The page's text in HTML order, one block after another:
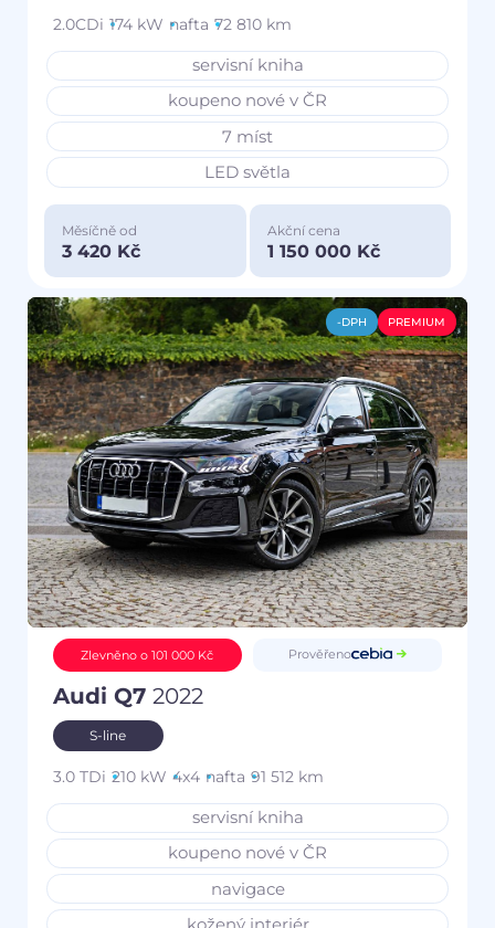
2.0CDi 174 kW nafta 72 810 km
servisní kniha
koupeno nové v ČR
7 míst
LED světla
Měsíčně od
3 420 Kč
Akční cena
1 150 000 Kč
-DPH PREMIUM
Zlevněno o 101 000 Kč Prověřeno
Audi Q7 2022
S-line
3.0 TDi 210 kW 4x4 nafta 91 512 km
servisní kniha
koupeno nové v ČR
navigace